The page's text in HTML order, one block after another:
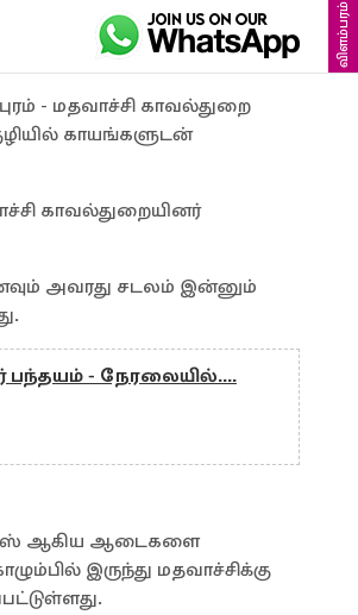
விளம்பரம்
- மதவாச்சி காவல்துறை
காயங்களுடன்
காவல்துறையினர்
அவரது சடலம் இன்னும்
பந்தயம் - நேரலையில்....
ஆகிய ஆடைகளை
இருந்து மதவாச்சிக்கு